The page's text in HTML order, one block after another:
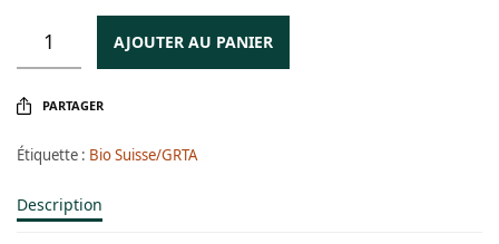
AJOUTER AU PANIER
PARTAGER
Étiquette : Bio Suisse/GRTA
Description